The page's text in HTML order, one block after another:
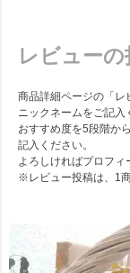
レビュー
商品詳細ページの「レ
ニックネームをご記入
おすすめ度を5段階か
記入ください。
よろしければプロフィ
※レビュー投稿は、1